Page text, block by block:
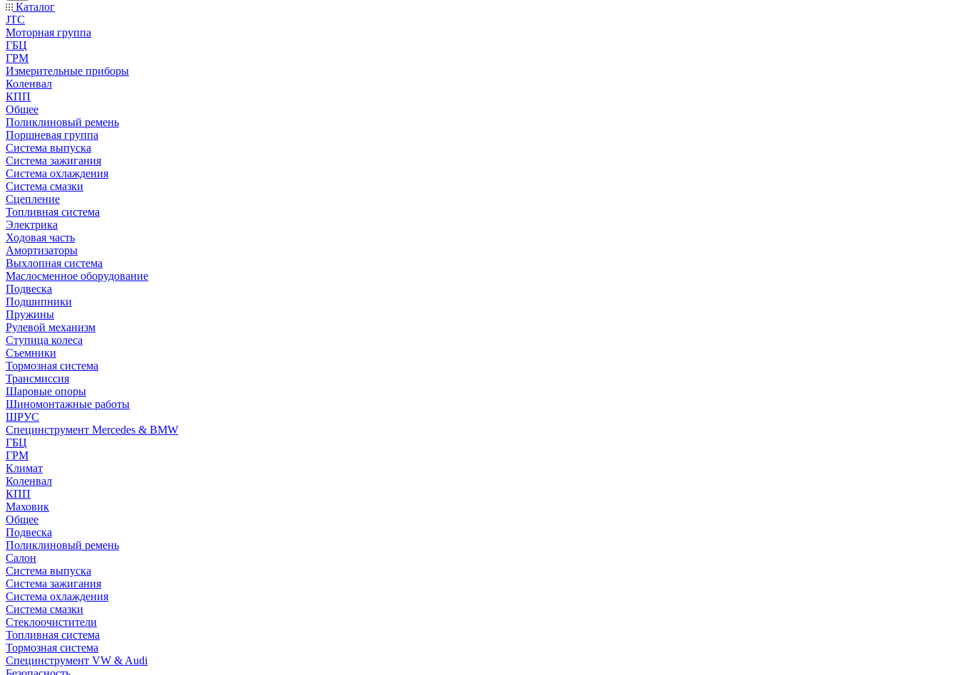
Каталог
JTC
Моторная группа
ГБЦ
ГРМ
Измерительные приборы
Коленвал
КПП
Общее
Поликлиновый ремень
Поршневая группа
Система выпуска
Система зажигания
Система охлаждения
Система смазки
Сцепление
Топливная система
Электрика
Ходовая часть
Амортизаторы
Выхлопная система
Маслосменное оборудование
Подвеска
Подшипники
Пружины
Рулевой механизм
Ступица колеса
Съемники
Тормозная система
Трансмиссия
Шаровые опоры
Шиномонтажные работы
ШРУС
Специнструмент Mercedes & BMW
ГБЦ
ГРМ
Климат
Коленвал
КПП
Маховик
Общее
Подвеска
Поликлиновый ремень
Салон
Система выпуска
Система зажигания
Система охлаждения
Система смазки
Стеклоочистители
Топливная система
Тормозная система
Специнструмент VW & Audi